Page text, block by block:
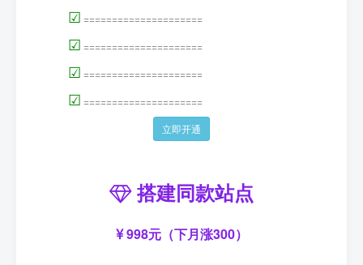
☑ =====================
☑ =====================
☑ =====================
☑ =====================
立即开通
搭建同款站点
998元（下月涨300）